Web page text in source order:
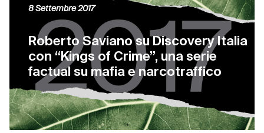
Roberto Saviano su Discovery Italia
con “Kings of Crime”, una serie
factual su mafia e narcotraffico
8 Settembre 2017